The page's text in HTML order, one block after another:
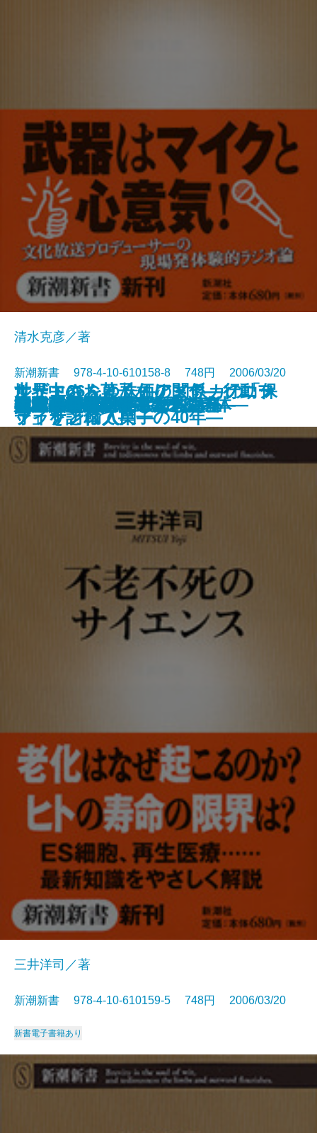
御社の営業がダメな理由
世界中のお菓子あります―ソニー
プラザと輸入菓子の40年―
数学を愛した作家たち
はり100本―鍼灸で甦る身体―
本気で言いたいことがある
ひらめき脳
池波正太郎劇場
日本共産党
ルート66をゆく―アメリカの「保
守」を訪ねて―
ラジオ記者、走る
清水克彦／著
新潮新書 978-4-10-610158-8 748円 2006/03/20
新書電子書籍あり
不老不死のサイエンス
三井洋司／著
新潮新書 978-4-10-610159-5 748円 2006/03/20
新書電子書籍あり
大阪弁「ほんまもん」講座
キヤノンとカネボウ
サザエさんと株価の関係―行動フ
ァイナンス入門―
昭和の墓碑銘
大江戸曲者列伝―幕末の巻―
超バカの壁
電波利権
宅配便130年戦争
大江戸曲者列伝―太平の巻―